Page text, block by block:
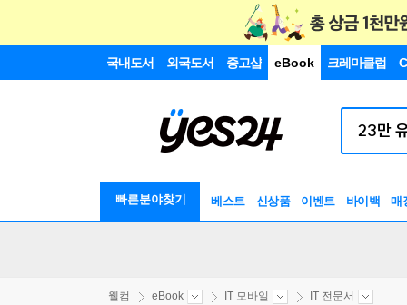
국내도서 외국도서 중고샵 eBook 크레마클럽
빠른분야찾기 베스트 신상품 이벤트 바이백 매
웰컴 eBook IT 모바일 IT 전문서